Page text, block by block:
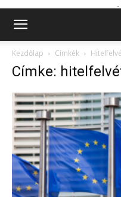
-
Kezdőlap Címkék
Címke: